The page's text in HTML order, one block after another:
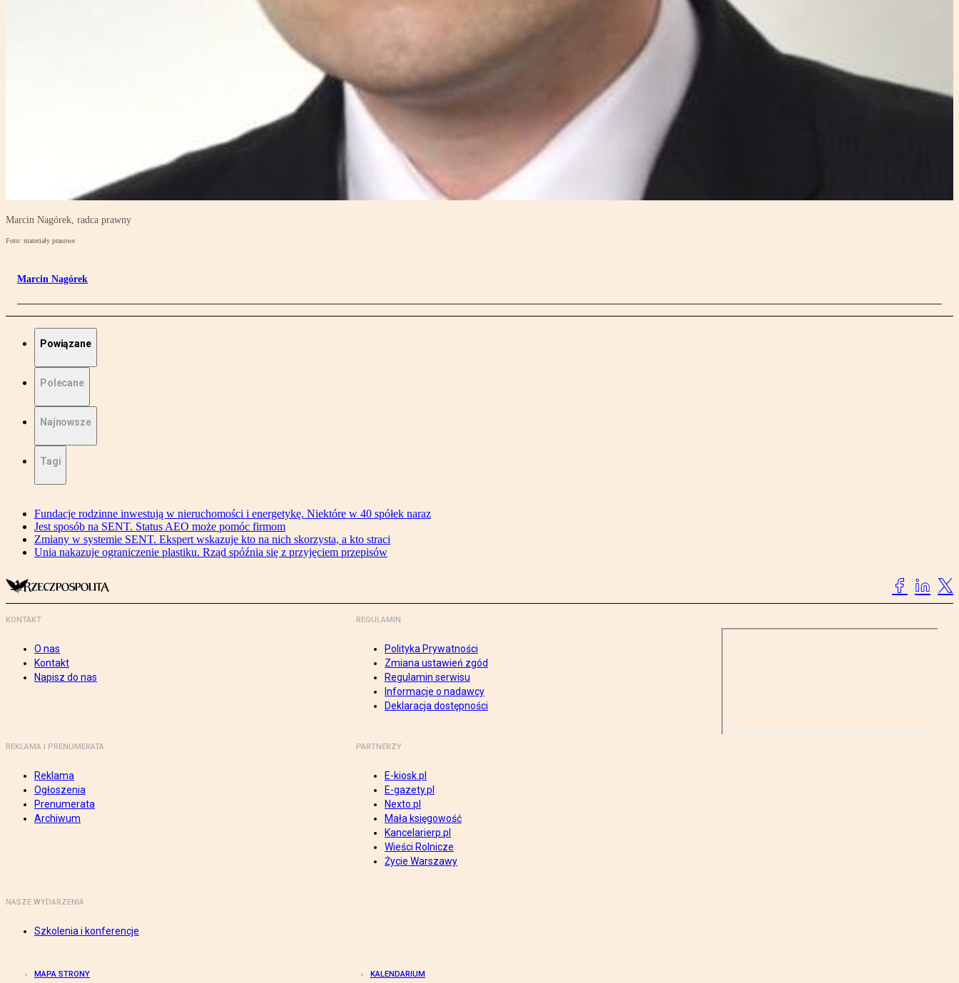
Marcin Nagórek, radca prawny
Foto: materiały prasowe
Marcin Nagórek
Powiązane
Polecane
Najnowsze
Tagi
Fundacje rodzinne inwestują w nieruchomości i energetykę. Niektóre w 40 spółek naraz
Jest sposób na SENT. Status AEO może pomóc firmom
Zmiany w systemie SENT. Ekspert wskazuje kto na nich skorzysta, a kto straci
Unia nakazuje ograniczenie plastiku. Rząd spóźnia się z przyjęciem przepisów
KONTAKT
O nas
Kontakt
Napisz do nas
REGULAMIN
Polityka Prywatności
Zmiana ustawień zgód
Regulamin serwisu
Informacje o nadawcy
Deklaracja dostępności
REKLAMA I PRENUMERATA
Reklama
Ogłoszenia
Prenumerata
Archiwum
PARTNERZY
E-kiosk.pl
E-gazety.pl
Nexto.pl
Mała księgowość
Kancelarierp.pl
Wieści Rolnicze
Życie Warszawy
NASZE WYDARZENIA
Szkolenia i konferencje
MAPA STRONY KALENDARIUM